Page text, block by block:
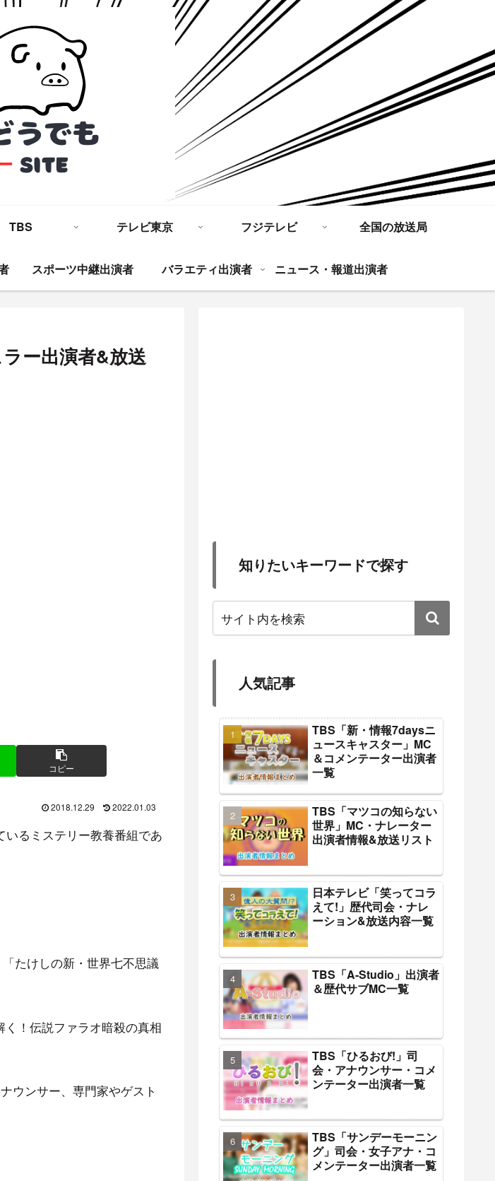
TBS テレビ東京 フジテレビ 全国の放送局
スポーツ中継出演者 バラエティ出演者 ニュース・報道出演者
ー出演者&放送
コピー
2018.12.29 2022.01.03
いるミステリー教養番組であ
たけしの新・世界七不思議
！伝説ファラオ暗殺の真相
ウンサー、専門家やゲスト
知りたいキーワードで探す
人気記事
TBS「新・情報7daysニ
ュースキャスター」MC
＆コメンテーター出演者
一覧
TBS「マツコの知らない
世界」MC・ナレーター
出演者情報&放送リスト
日本テレビ「笑ってコラ
えて!」歴代司会・ナレ
ーション&放送内容一覧
TBS「A-Studio」出演者
＆歴代サブMC一覧
TBS「ひるおび!」司
会・アナウンサー・コメ
ンテーター出演者一覧
TBS「サンデーモーニン
グ」司会・女子アナ・コ
メンテーター出演者一覧